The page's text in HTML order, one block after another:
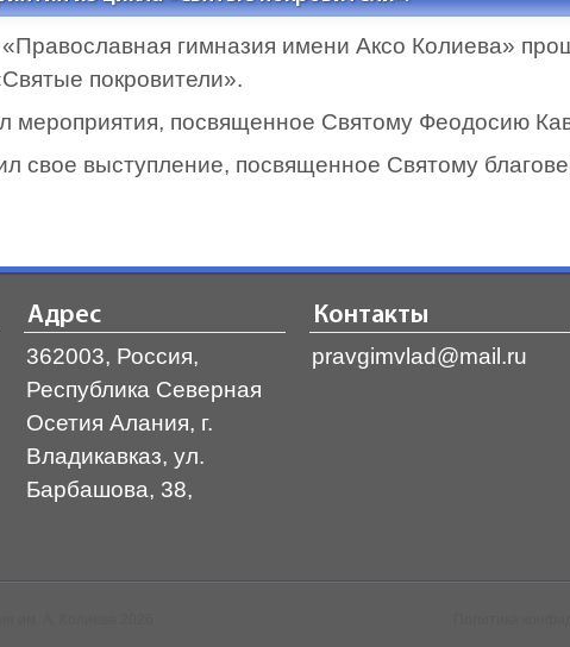
гимназия имени Аксо Колиева»
покровители».
мероприятия, посвященное Святому Феодосию
выступление, посвященное Святому
Адрес
362003, Россия,
Республика Северная
Осетия Алания, г.
Владикавказ, ул.
Барбашова, 38,
Контакты
pravgimvlad@mail.ru